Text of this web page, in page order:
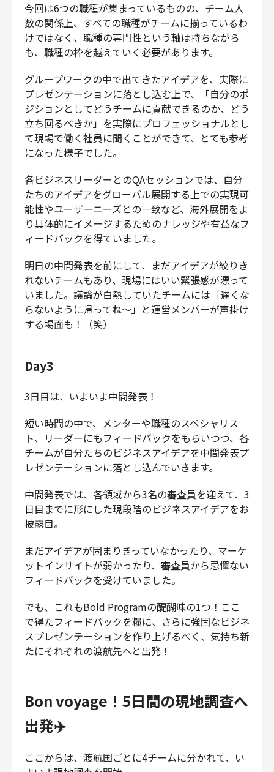
今回は6つの職種が集まっているものの、チーム人
数の関係上、すべての職種がチームに揃っているわ
けではなく、職種の専門性という軸は持ちながら
も、職種の枠を越えていく必要があります。
グループワークの中で出てきたアイデアを、実際に
プレゼンテーションに落とし込む上で、「自分のポ
ジションとしてどうチームに貢献できるのか、どう
立ち回るべきか」を実際にプロフェッショナルとし
て現場で働く社員に聞くことができて、とても参考
になった様子でした。
各ビジネスリーダーとのQAセッションでは、自分
たちのアイデアをグローバル展開する上での実現可
能性やユーザーニーズとの一致など、海外展開をよ
り具体的にイメージするためのナレッジや有益なフ
ィードバックを得ていました。
明日の中間発表を前にして、まだアイデアが絞りき
れないチームもあり、現場にはいい緊張感が漂って
いました。議論が白熱していたチームには「遅くな
らないように帰ってね〜」と運営メンバーが声掛け
する場面も！（笑）
Day3
3日目は、いよいよ中間発表！
短い時間の中で、メンターや職種のスペシャリス
ト、リーダーにもフィードバックをもらいつつ、各
チームが自分たちのビジネスアイデアを中間発表プ
レゼンテーションに落とし込んでいきます。
中間発表では、各領域から3名の審査員を迎えて、3
日目までに形にした現段階のビジネスアイデアをお
披露目。
まだアイデアが固まりきっていなかったり、マーケ
ットインサイトが弱かったり、審査員から忌憚ない
フィードバックを受けていました。
でも、これもBold Programの醍醐味の1つ！ここ
で得たフィードバックを糧に、さらに強固なビジネ
スプレゼンテーションを作り上げるべく、気持ち新
たにそれぞれの渡航先へと出発！
Bon voyage！5日間の現地調査へ
出発✈️
ここからは、渡航国ごとに4チームに分かれて、い